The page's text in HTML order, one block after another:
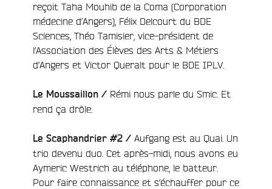
reçoit Taha Mouhib de la Coma (Corporation
médecine d’Angers), Félix Delcourt du BDE
Sciences, Théo Tamisier, vice-président de
l’Association des Élèves des Arts & Métiers
d’Angers et Victor Queralt pour le BDE IPLV.
Le Moussaillon / Rémi nous parle du Smic. Et
rend ça drôle.
Le Scaphandrier #2 / Aufgang est au Quai. Un
trio devenu duo. Cet après-midi, nous avons eu
Aymeric Westrich au téléphone, le batteur.
Pour faire connaissance et s’échauffer pour ce